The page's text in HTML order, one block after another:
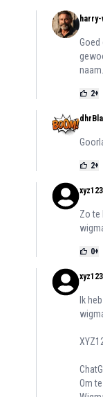
Goed
2+
2+
Zo te
0+
Ik
Om